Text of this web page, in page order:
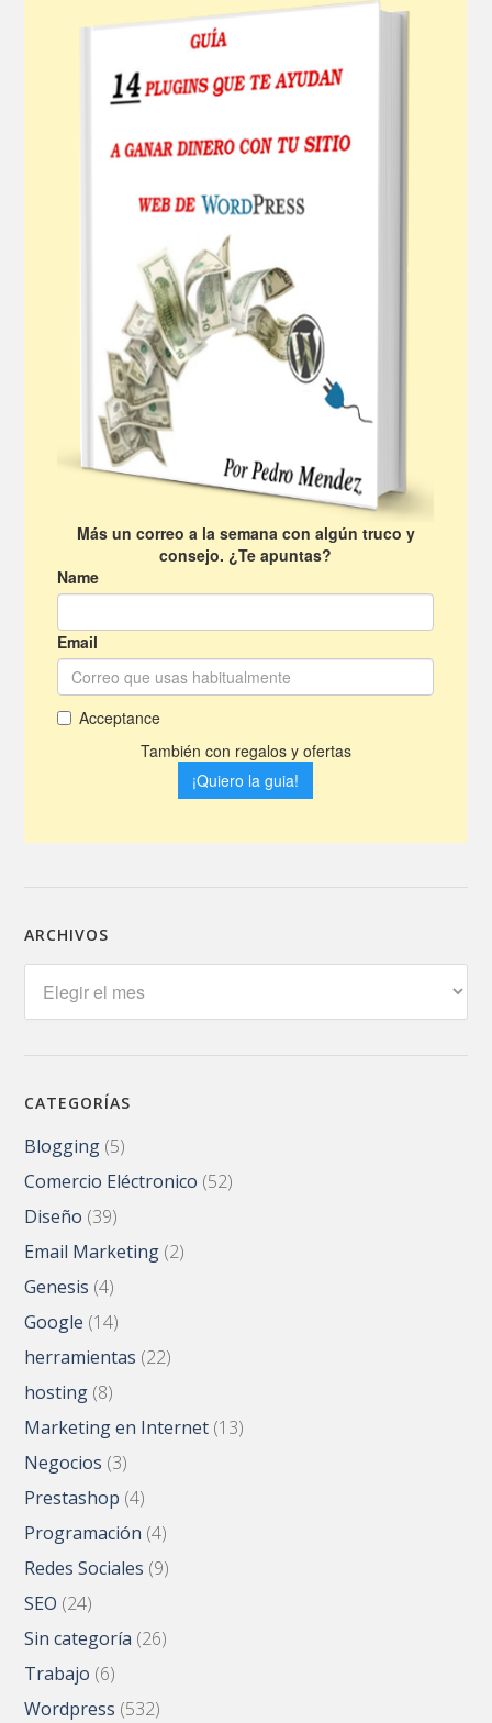
ARCHIVOS
CATEGORÍAS
Blogging (5)
Comercio Eléctronico (52)
Diseño (39)
Email Marketing (2)
Genesis (4)
Google (14)
herramientas (22)
hosting (8)
Marketing en Internet (13)
Negocios (3)
Prestashop (4)
Programación (4)
Redes Sociales (9)
SEO (24)
Sin categoría (26)
Trabajo (6)
Wordpress (532)